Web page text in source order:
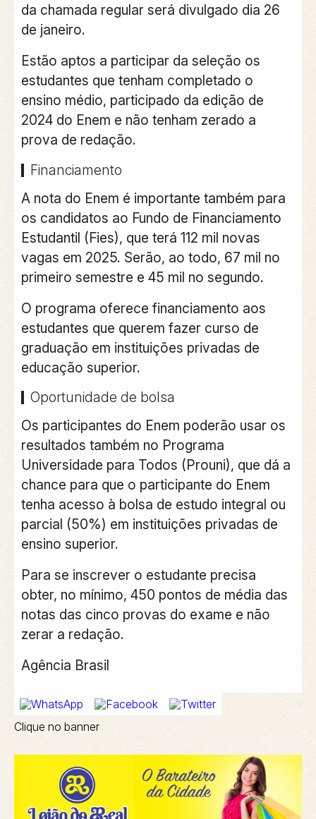
da chamada regular será divulgado dia 26
de janeiro.
Estão aptos a participar da seleção os
estudantes que tenham completado o
ensino médio, participado da edição de
2024 do Enem e não tenham zerado a
prova de redação.
Financiamento
A nota do Enem é importante também para
os candidatos ao Fundo de Financiamento
Estudantil (Fies), que terá 112 mil novas
vagas em 2025. Serão, ao todo, 67 mil no
primeiro semestre e 45 mil no segundo.
O programa oferece financiamento aos
estudantes que querem fazer curso de
graduação em instituições privadas de
educação superior.
Oportunidade de bolsa
Os participantes do Enem poderão usar os
resultados também no Programa
Universidade para Todos (Prouni), que dá a
chance para que o participante do Enem
tenha acesso à bolsa de estudo integral ou
parcial (50%) em instituições privadas de
ensino superior.
Para se inscrever o estudante precisa
obter, no mínimo, 450 pontos de média das
notas das cinco provas do exame e não
zerar a redação.
Agência Brasil
Clique no banner